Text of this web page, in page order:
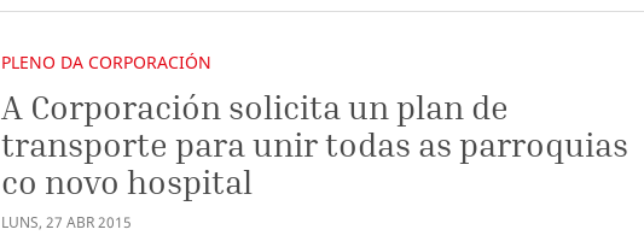
PLENO DA CORPORACIÓN
A Corporación solicita un plan de
transporte para unir todas as parroquias
co novo hospital
LUNS,27 ABR2015